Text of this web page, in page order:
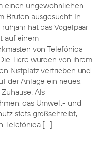
einen ungewöhnlichen
Brüten ausgesucht: In
hat das Vogelpaar
auf einem
von Telefónica
Tiere wurden von ihrem
Nistplatz vertrieben und
der Anlage ein neues,
Als
das Umwelt- und
stets großschreibt,
Telefónica […]